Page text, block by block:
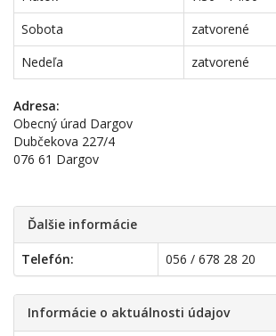
Sobota
zatvorené
Nedeľa
zatvorené
Adresa:
Obecný úrad Dargov
Dubčekova 227/4
076 61 Dargov
Ďalšie informácie
Telefón: 056 / 678 28 20
Informácie o aktuálnosti údajov